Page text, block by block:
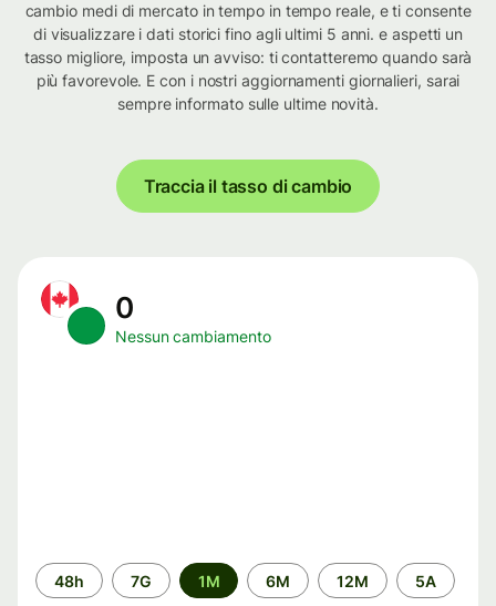
cambio medi di mercato in tempo in tempo reale, e ti consente
di visualizzare i dati storici fino agli ultimi 5 anni. e aspetti un
tasso migliore, imposta un avviso: ti contatteremo quando sarà
più favorevole. E con i nostri aggiornamenti giornalieri, sarai
sempre informato sulle ultime novità.
Traccia il tasso di cambio
0
Nessun cambiamento
Periodo
di
48h 7G 1M 6M 12M 5A